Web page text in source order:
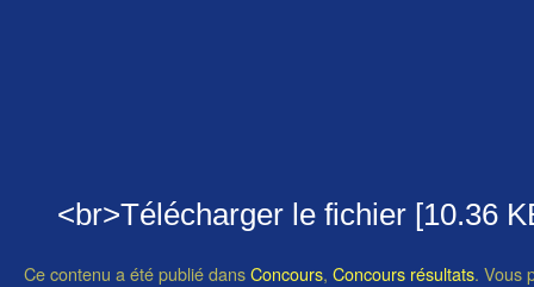
<br>Télécharger le fichier [10.36
Ce contenu a été publié dansConcours, Concours résultats. Vous